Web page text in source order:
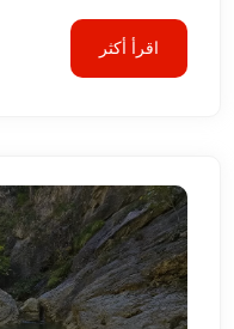
اقرأ أكثر